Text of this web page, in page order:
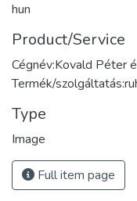
hun
Product/Service
Cégnév:Kovald Péter
Termék/
Type
Image
Full item page